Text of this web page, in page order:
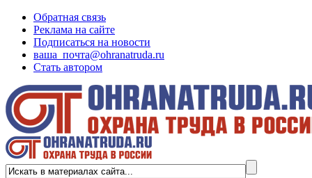
Обратная связь
Реклама на сайте
Подписаться на новости
ваша_почта@ohranatruda.ru
Стать автором